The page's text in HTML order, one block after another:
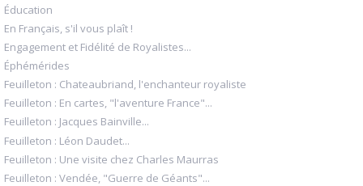
Éducation
En Français, s'il vous plaît !
Engagement et Fidélité de Royalistes...
Éphémérides
Feuilleton : Chateaubriand, l'enchanteur royaliste
Feuilleton : En cartes, "l'aventure France"...
Feuilleton : Jacques Bainville...
Feuilleton : Léon Daudet...
Feuilleton : Une visite chez Charles Maurras
Feuilleton : Vendée, "Guerre de Géants"...